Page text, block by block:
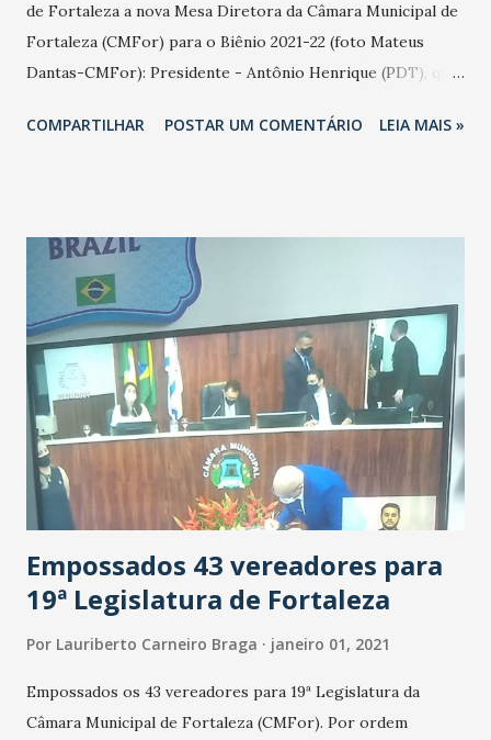
de Fortaleza a nova Mesa Diretora da Câmara Municipal de
Fortaleza (CMFor) para o Biênio 2021-22 (foto Mateus
Dantas-CMFor): Presidente - Antônio Henrique (PDT), que
aos problemas de Fortaleza. Primeiro vice-presidente -
secretário - Guilherme Sampaio (PT). Terceira secretária -
Kátia Rodrigues (Cidadania). Primeira suplente - Tia
Francisca (PL). Segundo suplente - José Freire (PSD).
Terceiro suplente - Consul do Povo Erivaldo Xavier (PSC).
COMPARTILHAR POSTAR UM COMENTÁRIO LEIA MAIS »
Empossados 43 vereadores para
19ª Legislatura de Fortaleza
Por Lauriberto Carneiro Braga janeiro 01, 2021
Empossados os 43 vereadores para 19ª Legislatura da
Câmara Municipal de Fortaleza (CMFor). Por ordem